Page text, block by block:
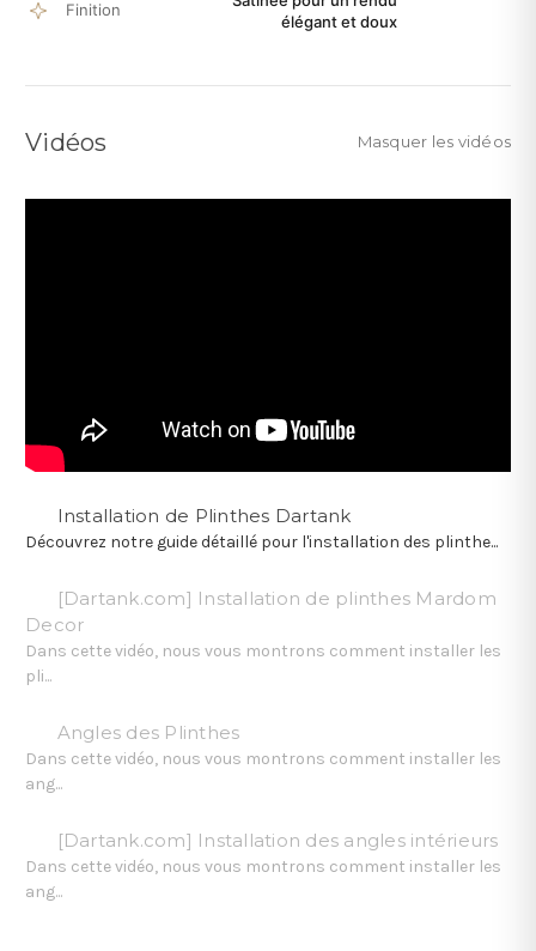
Finition
élégant et doux
Vidéos Masquer les vidéos
Installation de Plinthes Dartank
Découvrez notre guide détaillé pour l'installation des plinthe...
[Dartank.com] Installation de plinthes Mardom
Decor
Dans cette vidéo, nous vous montrons comment installer les
pli...
Angles des Plinthes
Dans cette vidéo, nous vous montrons comment installer les
ang...
[Dartank.com] Installation des angles intérieurs
Dans cette vidéo, nous vous montrons comment installer les
ang...